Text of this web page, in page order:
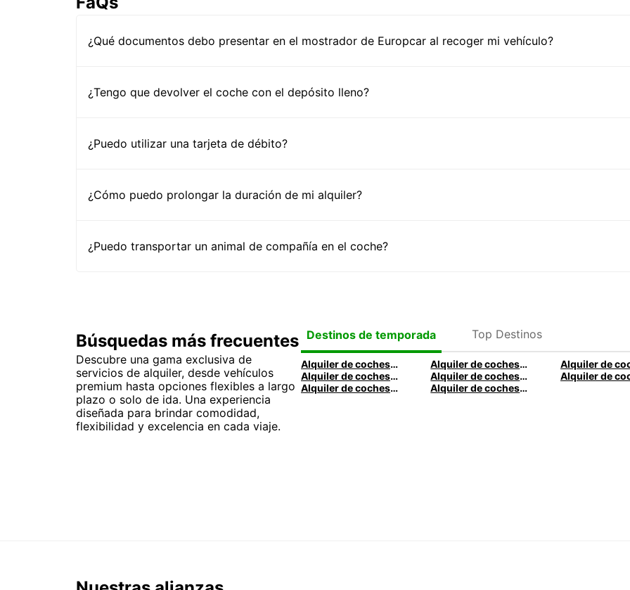
¿Qué documentos debo presentar en el mostrador de Europcar al recoger mi vehículo?
¿Tengo que devolver el coche con el depósito lleno?
¿Puedo utilizar una tarjeta de débito?
¿Cómo puedo prolongar la duración de mi alquiler?
¿Puedo transportar un animal de compañía en el coche?
Búsquedas más frecuentes
Descubre una gama exclusiva de
servicios de alquiler, desde vehículos
premium hasta opciones flexibles a largo
plazo o solo de ida. Una experiencia
diseñada para brindar comodidad,
flexibilidad y excelencia en cada viaje.
Destinos de temporada Top Destinos
Alquiler de coches en Logroño Alquiler de coches en La Coruña
Alquiler de coches en Cádiz
Alquiler de coches en Almería
Alquiler de coches en Palma
Alquiler de coches en Oviedo